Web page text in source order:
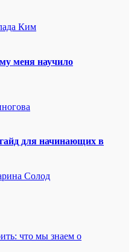
Ким
меня научило
для начинающих в
Солод